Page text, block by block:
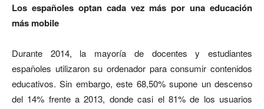
Los españoles optan cada vez más por una educación
más mobile
Durante 2014, la mayoría de docentes y estudiantes
españoles utilizaron su ordenador para consumir contenidos
educativos. Sin embargo, este 68,50% supone un descenso
del 14% frente a 2013, donde casi el 81% de los usuarios